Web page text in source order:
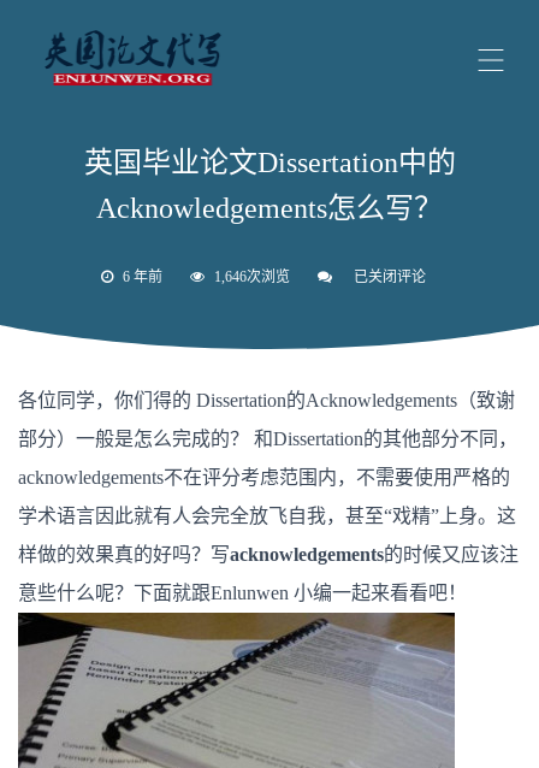
英国毕业论文Dissertation中的
Acknowledgements怎么写？
6 年前 1,646次浏览
英
Dissertation
的
怎
写？
已关闭评论
各位同学，你们得的 Dissertation的Acknowledgements（致谢
部分）一般是怎么完成的？ 和Dissertation的其他部分不同，
acknowledgements不在评分考虑范围内，不需要使用严格的
学术语言因此就有人会完全放飞自我，甚至“戏精”上身。这
样做的效果真的好吗？写acknowledgements的时候又应该注
意些什么呢？下面就跟Enlunwen 小编一起来看看吧！